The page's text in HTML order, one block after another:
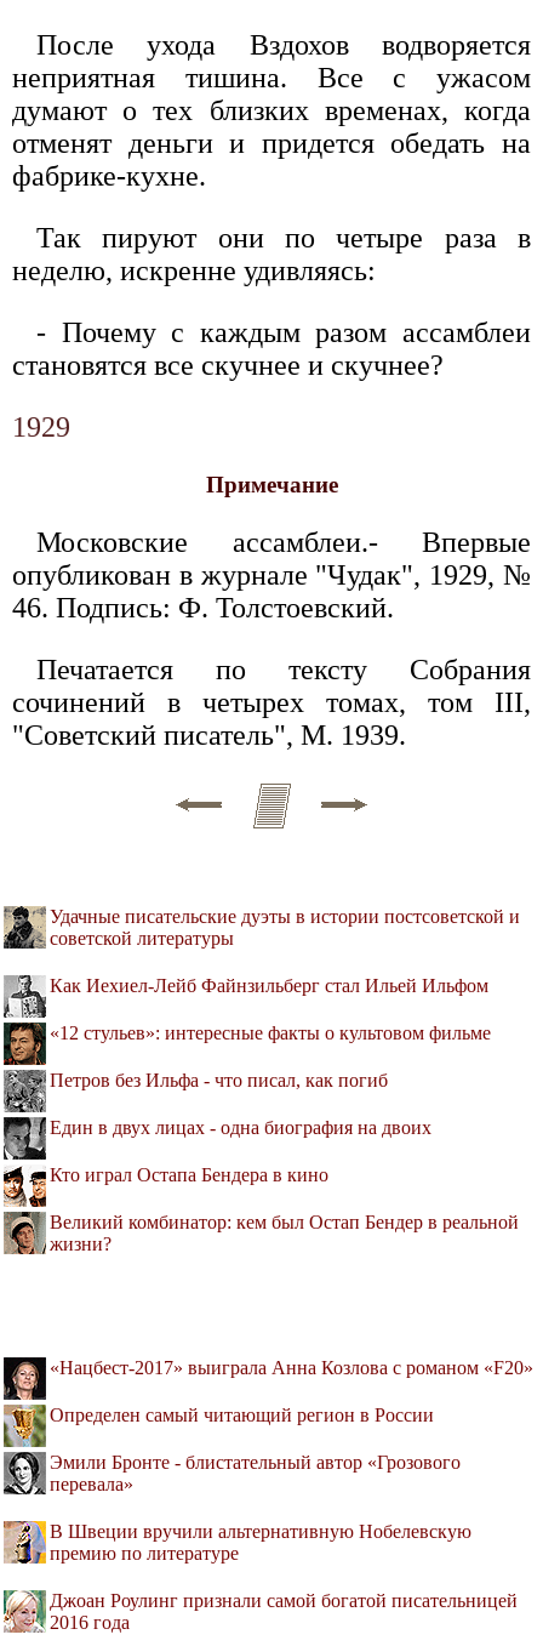
После ухода Вздохов водворяется
неприятная тишина. Все с ужасом
думают о тех близких временах, когда
отменят деньги и придется обедать на
фабрике-кухне.
Так пируют они по четыре раза в
неделю, искренне удивляясь:
- Почему с каждым разом ассамблеи
становятся все скучнее и скучнее?
1929
Примечание
Московские ассамблеи.- Впервые
опубликован в журнале "Чудак", 1929, №
46. Подпись: Ф. Толстоевский.
Печатается по тексту Собрания
сочинений в четырех томах, том III,
"Советский писатель", М. 1939.
Удачные писательские дуэты в истории постсоветской и
советской литературы
Как Иехиел-Лейб Файнзильберг стал Ильей Ильфом
«12 стульев»: интересные факты о культовом фильме
Петров без Ильфа - что писал, как погиб
Един в двух лицах - одна биография на двоих
Кто играл Остапа Бендера в кино
Великий комбинатор: кем был Остап Бендер в реальной
жизни?
«Нацбест-2017» выиграла Анна Козлова с романом «F20»
Определен самый читающий регион в России
Эмили Бронте - блистательный автор «Грозового
перевала»
В Швеции вручили альтернативную Нобелевскую
премию по литературе
Джоан Роулинг признали самой богатой писательницей
2016 года